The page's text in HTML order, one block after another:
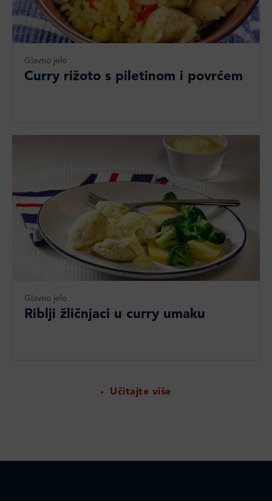
Glavno jelo
Curry rižoto s piletinom i povrćem
Glavno jelo
Riblji žličnjaci u curry umaku
Učitajte više